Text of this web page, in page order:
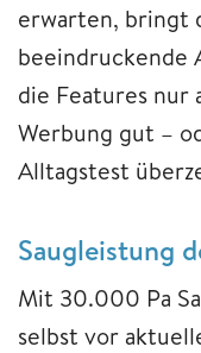
erwarten, bringt
beeindruckende
die Features nur
Werbung gut –
Alltagstest
Saugleistung
Mit 30.000 Pa
selbst vor